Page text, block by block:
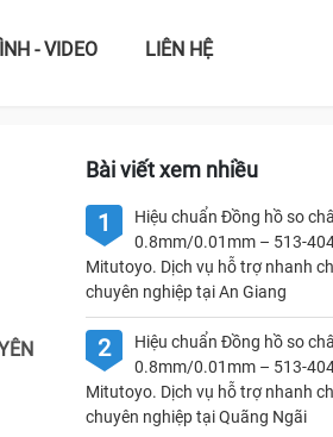
- VIDEO LIÊN HỆ
Bài viết xem nhiều
1
Hiệu chuẩn Đồng hồ so
0.8mm/0.01mm – 513-
Mitutoyo. Dịch vụ hỗ trợ nhanh
chuyên nghiệp tại An Giang
2
Hiệu chuẩn Đồng hồ so
0.8mm/0.01mm – 513-
Mitutoyo. Dịch vụ hỗ trợ nhanh
chuyên nghiệp tại Quãng Ngãi